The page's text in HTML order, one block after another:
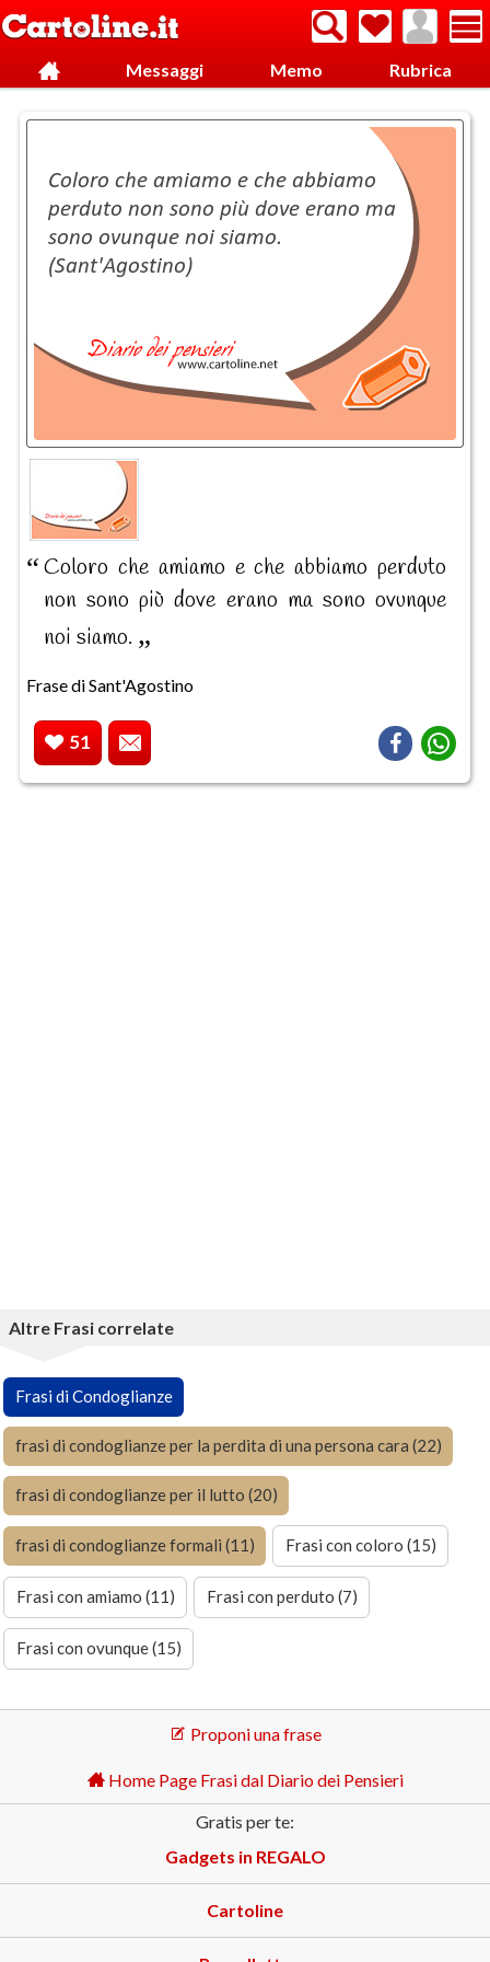
Messaggi Memo Rubrica
Coloro che amiamo e che abbiamo perduto
non sono più dove erano ma sono ovunque
noi siamo.
Frase di Sant'Agostino
51
Altre Frasi correlate
Frasi di Condoglianze
frasi di condoglianze per la perdita di una persona cara (22)
frasi di condoglianze per il lutto (20)
frasi di condoglianze formali (11) Frasi con coloro (15)
Frasi con amiamo (11) Frasi con perduto (7)
Frasi con ovunque (15)
Proponi una frase
Home Page Frasi dal Diario dei Pensieri
Gratis per te:
Gadgets in REGALO
Cartoline